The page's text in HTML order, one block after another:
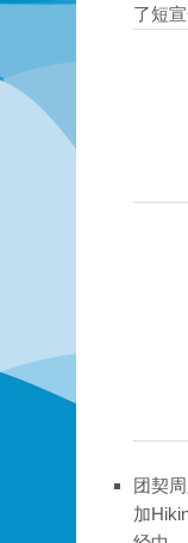
了短宣
团契
加